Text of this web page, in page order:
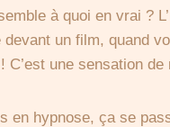
à quoi en vrai ?
devant un film, quand
C’est une sensation
en hypnose, ça se